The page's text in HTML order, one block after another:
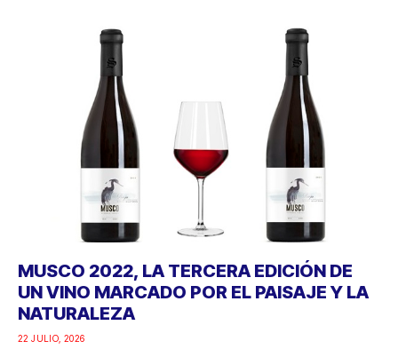
MUSCO 2022, LA TERCERA EDICIÓN DE
UN VINO MARCADO POR EL PAISAJE Y LA
NATURALEZA
22 JULIO, 2026